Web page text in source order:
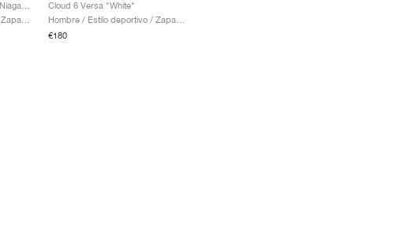
Cloud 6 Versa "White"
€180